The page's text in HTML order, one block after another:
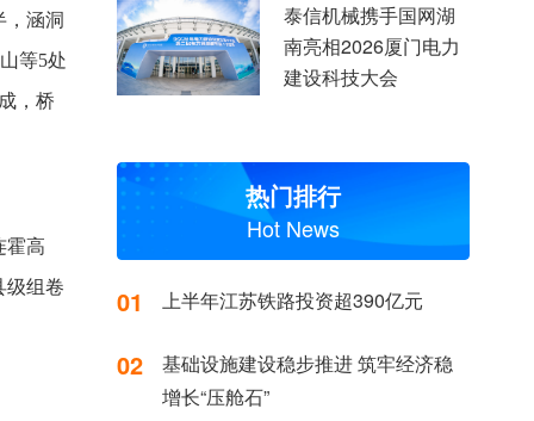
，涵洞
等5处
，桥
霍高
级组卷
泰信机械携手国网湖
南亮相2026厦门电力
建设科技大会
热门排行
Hot News
01 上半年江苏铁路投资超390亿元
02
基础设施建设稳步推进 筑牢经济稳
增长“压舱石”